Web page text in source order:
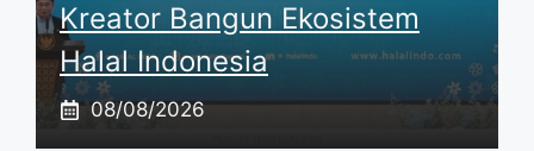
Kreator Bangun Ekosistem
Halal Indonesia
08/08/2026